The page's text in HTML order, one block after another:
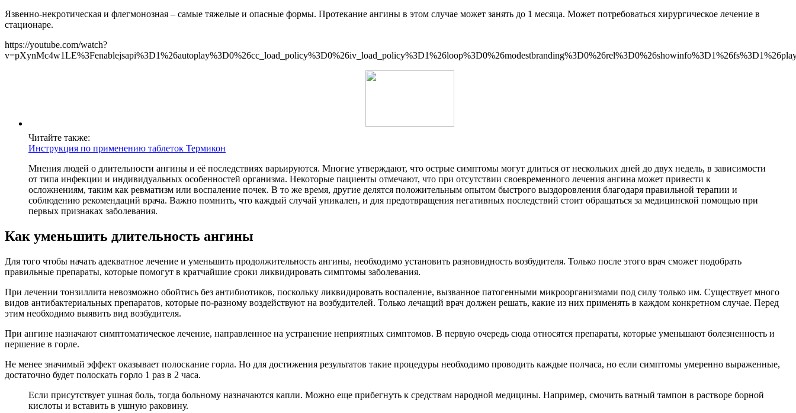
Язвенно-некротическая и флегмонозная – самые тяжелые и опасные формы. Протекание ангины в этом случае может занять до 1 месяца. Может потребоваться хирургическое лечение в
стационаре.
https://youtube.com/watch?
Читайте также:
Инструкция по применению таблеток Термикон
Мнения людей о длительности ангины и её последствиях варьируются. Многие утверждают, что острые симптомы могут длиться от нескольких дней до двух недель, в зависимости
от типа инфекции и индивидуальных особенностей организма. Некоторые пациенты отмечают, что при отсутствии своевременного лечения ангина может привести к
осложнениям, таким как ревматизм или воспаление почек. В то же время, другие делятся положительным опытом быстрого выздоровления благодаря правильной терапии и
соблюдению рекомендаций врача. Важно помнить, что каждый случай уникален, и для предотвращения негативных последствий стоит обращаться за медицинской помощью при
первых признаках заболевания.
Как уменьшить длительность ангины
Для того чтобы начать адекватное лечение и уменьшить продолжительность ангины, необходимо установить разновидность возбудителя. Только после этого врач сможет подобрать
правильные препараты, которые помогут в кратчайшие сроки ликвидировать симптомы заболевания.
При лечении тонзиллита невозможно обойтись без антибиотиков, поскольку ликвидировать воспаление, вызванное патогенными микроорганизмами под силу только им. Существует много
видов антибактериальных препаратов, которые по-разному воздействуют на возбудителей. Только лечащий врач должен решать, какие из них применять в каждом конкретном случае. Перед
этим необходимо выявить вид возбудителя.
При ангине назначают симптоматическое лечение, направленное на устранение неприятных симптомов. В первую очередь сюда относятся препараты, которые уменьшают болезненность и
першение в горле.
Не менее значимый эффект оказывает полоскание горла. Но для достижения результатов такие процедуры необходимо проводить каждые полчаса, но если симптомы умеренно выраженные,
достаточно будет полоскать горло 1 раз в 2 часа.
Если присутствует ушная боль, тогда больному назначаются капли. Можно еще прибегнуть к средствам народной медицины. Например, смочить ватный тампон в растворе борной
кислоты и вставить в ушную раковину.